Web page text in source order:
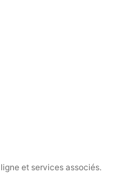
et services associés.